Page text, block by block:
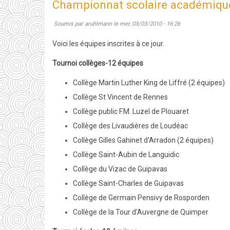
2013
:
du
Comité
départemental
35
Championnat scolaire
Soumis par aruhlmannle mer, 03/03/2010 - 16:26
Voici les équipes inscrites à ce jour.
Tournoi collèges-12 équipes
Collège Martin Luther King de Liffré (2 équipes)
Collège St Vincent de Rennes
Collège public F.M. Luzel de Plouaret
Collège des Livaudières de Loudéac
Collège Gilles Gahinet d'Arradon (2 équipes)
Collège Saint-Aubin de Languidic
Collège du Vizac de Guipavas
Collège Saint-Charles de Guipavas
Collège de Germain Pensivy de Rosporden
Collège de la Tour d'Auvergne de Quimper